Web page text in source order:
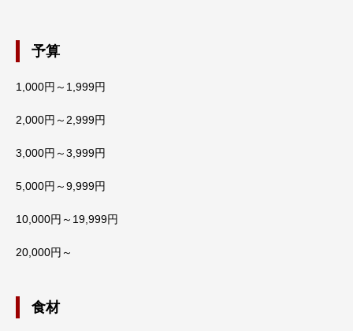
予算
1,000円～1,999円
2,000円～2,999円
3,000円～3,999円
5,000円～9,999円
10,000円～19,999円
20,000円～
食材